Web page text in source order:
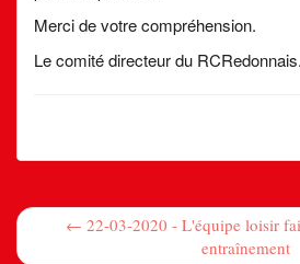
Merci de votre compréhension.
Le comité directeur du RCRedonnais.
← 22-03-2020 - L'équipe loisir
entraînement